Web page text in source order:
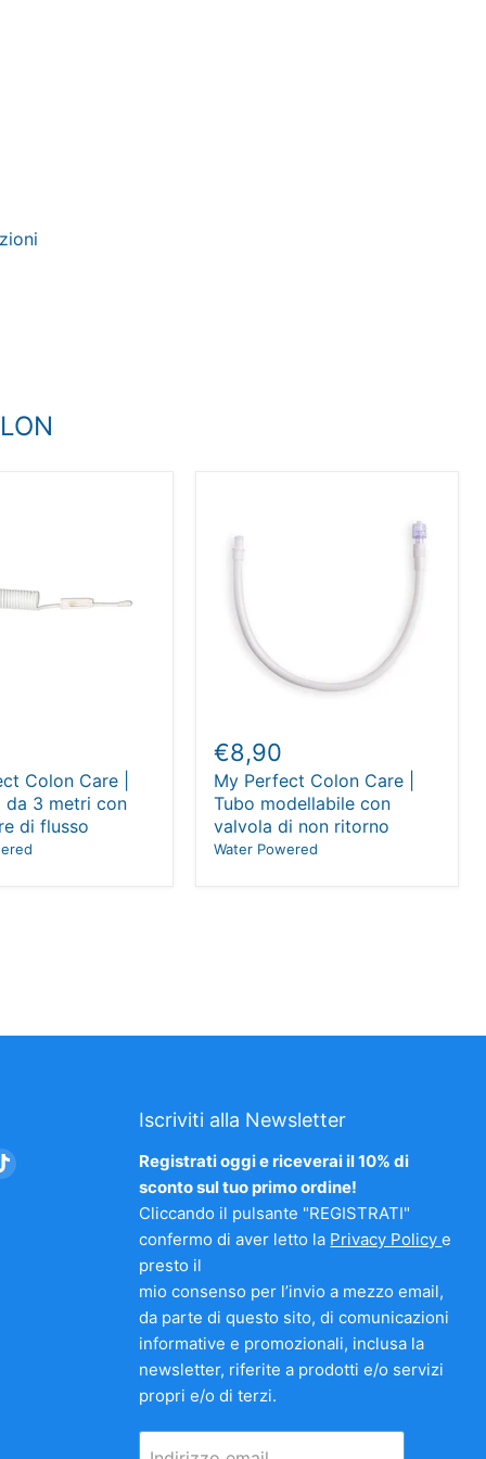
Colon Care |
da 3 metri con
di flusso
€8,90
My Perfect Colon Care |
Tubo modellabile con
valvola di non ritorno
Water Powered
Trovaci
Iscriviti alla Newsletter
Registrati oggi e riceverai il 10% di
sconto sul tuo primo ordine!
Cliccando il pulsante "REGISTRATI"
confermo di aver letto la Privacy Policye
presto il
mio consenso per l’invio a mezzo email,
da parte di questo sito, di comunicazioni
informative e promozionali, inclusa la
newsletter, riferite a prodotti e/o servizi
propri e/o di terzi.